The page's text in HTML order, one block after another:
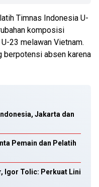
Timnas Indonesia U-
komposisi
23 melawan Vietnam.
berpotensi absen karena
Jakarta dan
Pemain dan Pelatih
Igor Tolic: Perkuat Lini